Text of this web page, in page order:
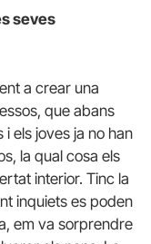
seves
a crear una
que abans
els joves ja no han
la qual cosa els
interior. Tinc la
inquiets es poden
em va sorprendre